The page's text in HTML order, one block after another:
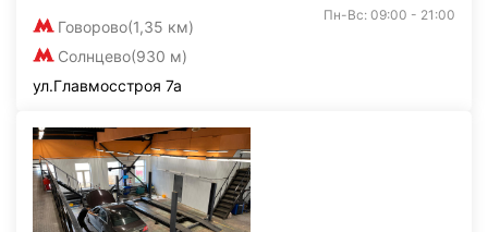
Говорово(1,35 км)
Солнцево(930 м)
Пн-Вс: 09:00 - 21:00
ул.Главмосстроя 7а